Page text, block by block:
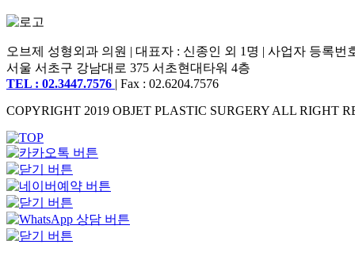
오브제 성형외과 의원 | 대표자 : 신종인 외 1명 | 사업자 등록번
서울 서초구 강남대로 375 서초현대타워 4층
TEL : 02.3447.7576 | Fax : 02.6204.7576
COPYRIGHT 2019 OBJET PLASTIC SURGERY ALL RIGHT